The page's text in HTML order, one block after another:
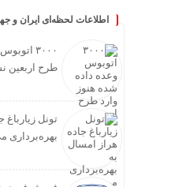
اطلاعات لحظه‌ای ایران و
۳۰۰۰
طرح اربعین
تونل زیارباغ
بهره‌برداری